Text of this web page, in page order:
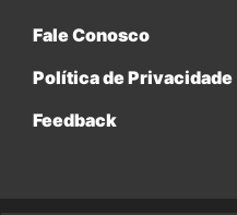
Fale Conosco
Política de Privacidade
Feedback